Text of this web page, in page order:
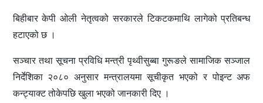
बिहीबार केपी ओली नेतृत्वको सरकारले टिकटकमाथि लागेको प्रतिबन्ध
हटाएको छ ।
सञ्चार तथा सूचना प्रविधि मन्त्री पृथ्वीसुब्बा गुरूङले सामाजिक सञ्जाल
निर्देशिका २०८० अनुसार मन्त्रालयमा सूचीकृत भएको र पोइन्ट अफ
कन्ट्याक्ट तोकेपछि खुला भएको जानकारी दिए ।